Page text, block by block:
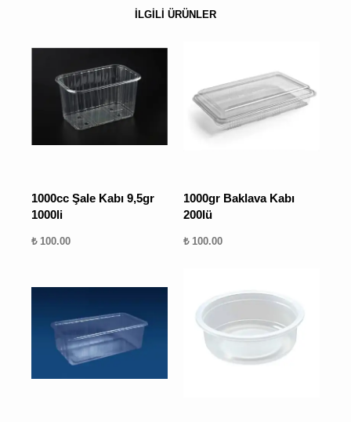
İLGİLİ ÜRÜNLER
1000cc Şale Kabı 9,5gr
1000li
₺ 100.00
1000gr Baklava Kabı
200lü
₺ 100.00